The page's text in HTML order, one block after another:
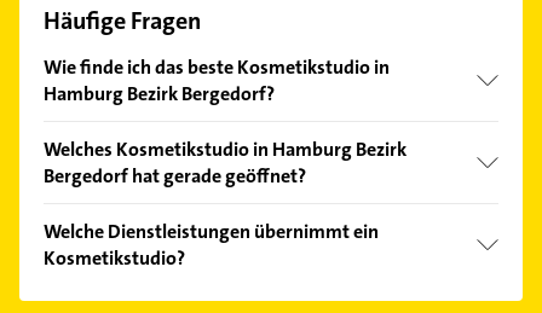
Häufige Fragen
Wie finde ich das beste Kosmetikstudio in
Hamburg Bezirk Bergedorf?
Kundenmeinungen und profitieren Sie von den
Empfehlungen. Die Suchergebnisse können Sie sich
Welches Kosmetikstudio in Hamburg Bezirk
Bergedorf hat gerade geöffnet?
Bitte beachten Sie, dass diese an Sonn- und
Feiertagen abweichen können.
Welche Dienstleistungen übernimmt ein
Kosmetikstudio?
Folgende Leistungen werden angeboten: